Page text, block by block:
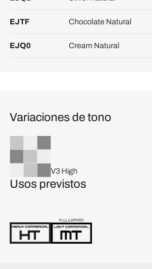
EJTF Chocolate Natural
EJQ0 Cream Natural
Variaciones de tono
V3 High
Usos previstos